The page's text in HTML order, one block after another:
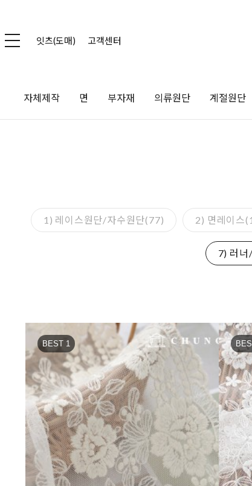
잇츠(도매) 고객센터
자체제작 면 부자재 의류원단 계절원단
1) 레이스원단/자수원단(77) 2) 면레이스
7) 러
BEST 1